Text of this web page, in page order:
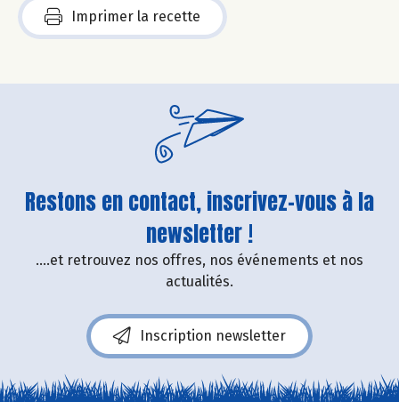
Imprimer la recette
Restons en contact, inscrivez-vous à la
newsletter !
....et retrouvez nos offres, nos événements et nos
actualités.
Inscription newsletter